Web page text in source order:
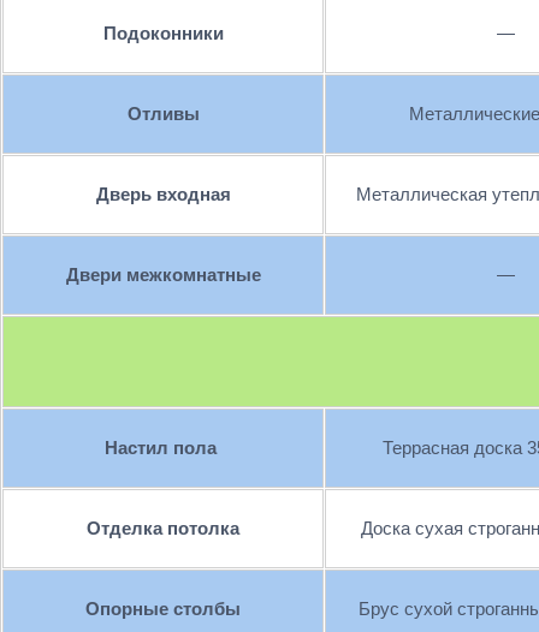
Подоконники —
Отливы
Дверь входная Металлическая
Двери межкомнатные —
Настил пола Террасная доска
Отделка потолка Доска сухая
Опорные столбы Брус сухой